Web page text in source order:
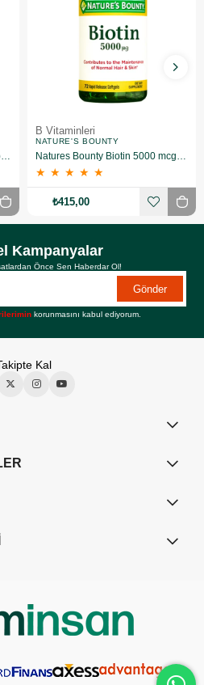
Natures Bounty Vitamin B-Complex Plus Takviye Edici Gıda 60 Tablet 2 Adet
B Vitaminleri
NATURE'S BOUNTY
Natures Bounty Biotin 5000 mcg Takviye Edici Gıda 72 Kapsül
★ ★ ★ ★ ★
₺415,00
Kampanyalar
Önce Sen Haberdar Ol!
Gönder
korunmasını kabul ediyorum.
Kal